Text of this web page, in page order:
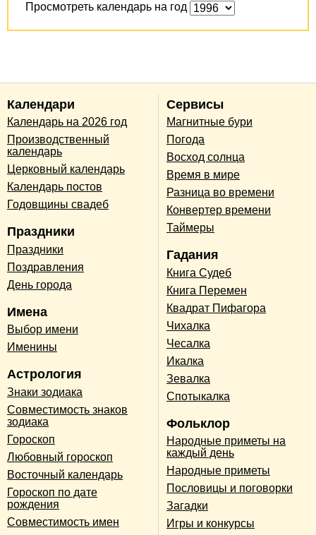
Просмотреть календарь на год
Календари
Календарь на 2026 год
Производственный
календарь
Церковный календарь
Календарь постов
Годовщины свадеб
Праздники
Праздники
Поздравления
День города
Имена
Выбор имени
Именины
Астрология
Знаки зодиака
Совместимость знаков
зодиака
Гороскоп
Любовный гороскоп
Восточный календарь
Гороскоп по дате
рождения
Совместимость имен
Сервисы
Магнитные бури
Погода
Восход солнца
Время в мире
Разница во времени
Конвертер времени
Таймеры
Гадания
Книга Судеб
Книга Перемен
Квадрат Пифагора
Чихалка
Чесалка
Икалка
Зевалка
Спотыкалка
Фольклор
Народные приметы на
каждый день
Народные приметы
Пословицы и поговорки
Загадки
Игры и конкурсы